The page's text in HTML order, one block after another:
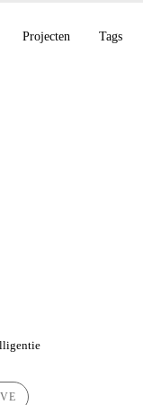
Projecten Tags